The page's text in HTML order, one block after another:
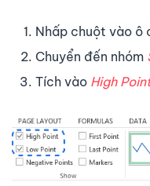
Nhấp chuột vào ô
Chuyển đến nhóm
Tích vào High